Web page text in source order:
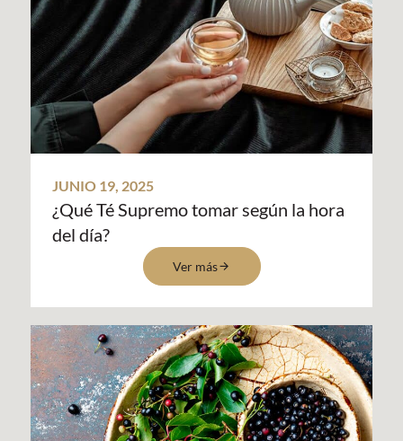
JUNIO 19, 2025
¿Qué Té Supremo tomar según la hora
del día?
Ver más